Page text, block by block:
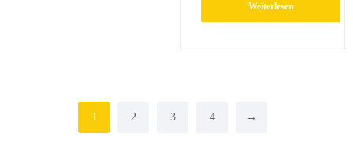
Weiterlesen
1 2 3 4 →